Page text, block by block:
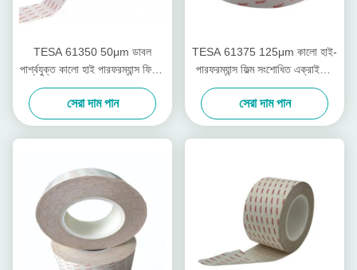
TESA 61350 50μm ডাবল
পার্শ্বযুক্ত কালো হাই পারফরম্যান্স ফিল্মিক
টেপ
সেরা দাম পান
TESA 61375 125μm কালো হাই-
পারফরম্যান্স ফিল্ম সংশোধিত এক্রাইলিক
আঠালো সহ ডাবল সাইডেড টেপ
সেরা দাম পান